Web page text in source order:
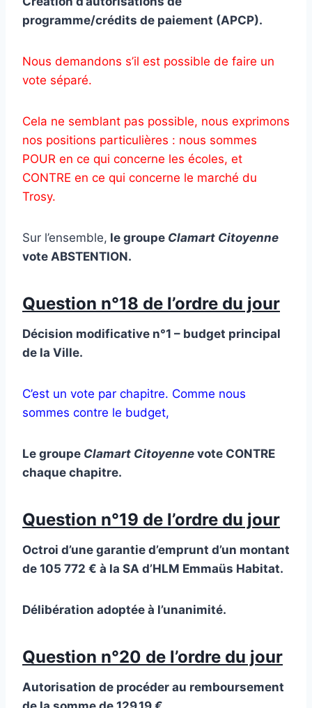
programme/crédits de paiement (APCP).
Nous demandons s’il est possible de faire un
vote séparé.
Cela ne semblant pas possible, nous exprimons
nos positions particulières : nous sommes
POUR en ce qui concerne les écoles, et
CONTRE en ce qui concerne le marché du
Trosy.
Sur l’ensemble, le groupe Clamart Citoyenne
vote ABSTENTION.
Question n°18 de l’ordre du jour
Décision modificative n°1 – budget principal
de la Ville.
C’est un vote par chapitre. Comme nous
sommes contre le budget,
Le groupe Clamart Citoyenne vote CONTRE
chaque chapitre.
Question n°19 de l’ordre du jour
Octroi d’une garantie d’emprunt d’un montant
de 105 772 € à la SA d’HLM Emmaüs Habitat.
Délibération adoptée à l’unanimité.
Question n°20 de l’ordre du jour
Autorisation de procéder au remboursement